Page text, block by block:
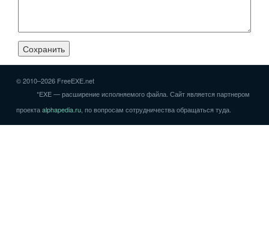
© 2010–2026 FreeEXE.net
*EXE — расширение исполняемого файла. Сайт является партнером
проектаalphapedia.ru , по вопросам сотрудничества обращаться туда.